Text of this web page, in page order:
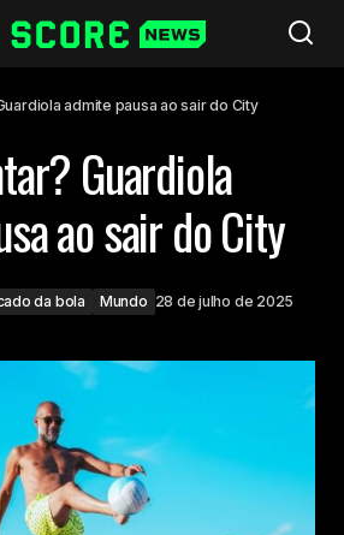
admite pausa ao sair do City
Guardiola
ao sair do City
da bola Mundo 28 de julho de 2025